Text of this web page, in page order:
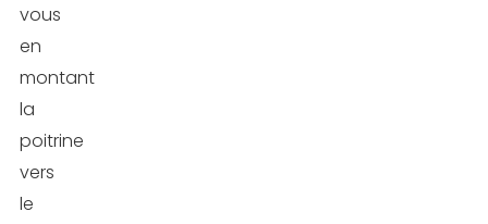
vous
en
montant
la
poitrine
vers
le